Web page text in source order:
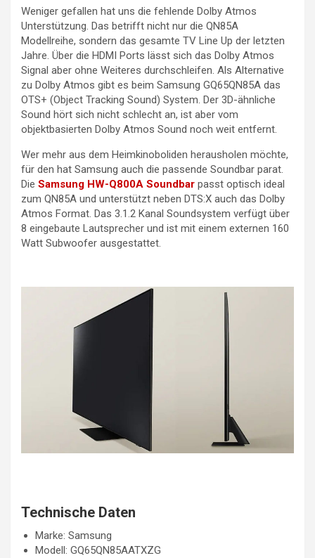
Weniger gefallen hat uns die fehlende Dolby Atmos
Unterstützung. Das betrifft nicht nur die QN85A
Modellreihe, sondern das gesamte TV Line Up der letzten
Jahre. Über die HDMI Ports lässt sich das Dolby Atmos
Signal aber ohne Weiteres durchschleifen. Als Alternative
zu Dolby Atmos gibt es beim Samsung GQ65QN85A das
OTS+ (Object Tracking Sound) System. Der 3D-ähnliche
Sound hört sich nicht schlecht an, ist aber vom
objektbasierten Dolby Atmos Sound noch weit entfernt.
Wer mehr aus dem Heimkinoboliden herausholen möchte,
für den hat Samsung auch die passende Soundbar parat.
Die Samsung HW-Q800A Soundbar passt optisch ideal
zum QN85A und unterstützt neben DTS:X auch das Dolby
Atmos Format. Das 3.1.2 Kanal Soundsystem verfügt über
8 eingebaute Lautsprecher und ist mit einem externen 160
Watt Subwoofer ausgestattet.
Technische Daten
Marke: Samsung
Modell: GQ65QN85AATXZG